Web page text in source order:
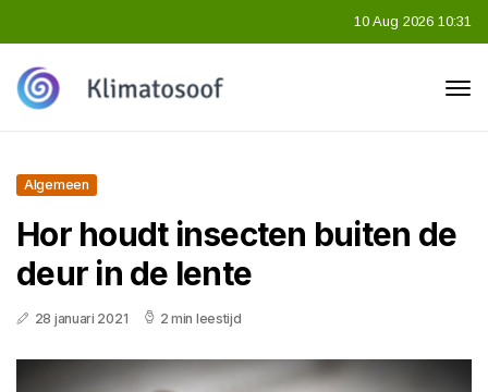
10 Aug 2026 10:31
Algemeen
Hor houdt insecten buiten de
deur in de lente
28 januari 2021 2 min leestijd